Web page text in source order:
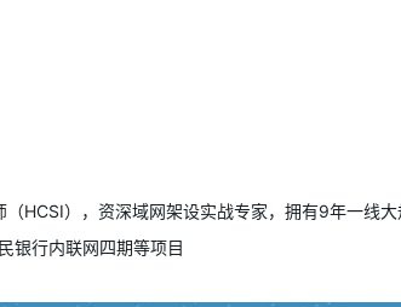
HCSI），资深域网架设实战专家，拥有9年一线大
银行内联网四期等项目